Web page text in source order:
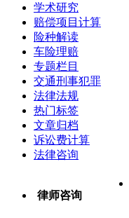
学术研究
赔偿项目计算
险种解读
车险理赔
专题栏目
交通刑事犯罪
法律法规
热门标签
文章归档
诉讼费计算
法律咨询
律师咨询